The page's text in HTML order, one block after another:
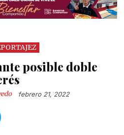
posible doble
febrero 21, 2022